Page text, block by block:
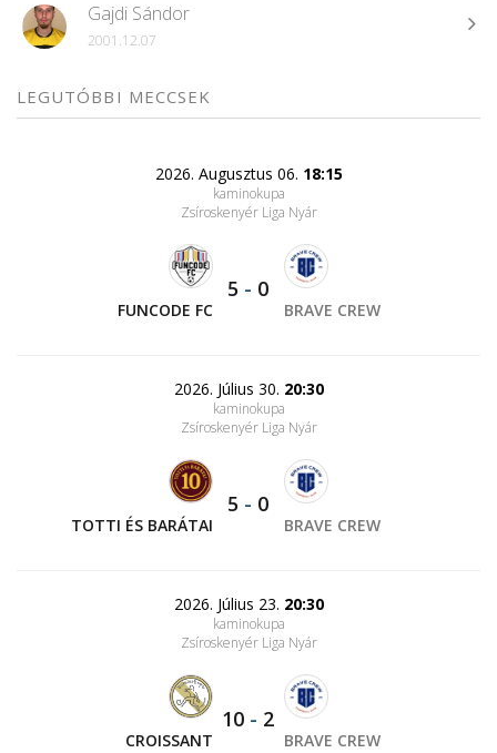
Gajdi Sándor
2001.12.07
LEGUTÓBBI MECCSEK
2026. Augusztus 06. 18:15
kaminokupa
Zsíroskenyér Liga Nyár
FUNCODE FC
5 - 0
BRAVE CREW
2026. Július 30. 20:30
kaminokupa
Zsíroskenyér Liga Nyár
TOTTI ÉS BARÁTAI
5 - 0
BRAVE CREW
2026. Július 23. 20:30
kaminokupa
Zsíroskenyér Liga Nyár
CROISSANT
10 - 2
BRAVE CREW